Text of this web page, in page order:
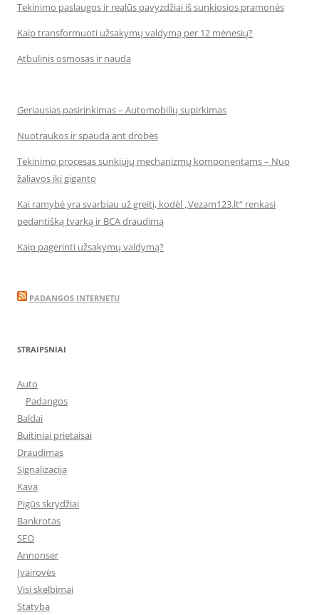
Tekinimo paslaugos ir realūs pavyzdžiai iš sunkiosios pramonės
Kaip transformuoti užsakymų valdymą per 12 mėnesių?
Atbulinis osmosas ir nauda
Geriausias pasirinkimas – Automobilių supirkimas
Nuotraukos ir spauda ant drobės
Tekinimo procesas sunkiųjų mechanizmų komponentams – Nuo
žaliavos iki giganto
Kai ramybė yra svarbiau už greitį, kodėl „Vezam123.lt“ renkasi
pedantišką tvarką ir BCA draudimą
Kaip pagerinti užsakymų valdymą?
PADANGOS INTERNETU
STRAIPSNIAI
Auto
Padangos
Baldai
Buitiniai prietaisai
Draudimas
Signalizacija
Kava
Pigūs skrydžiai
Bankrotas
SEO
Annonser
Įvairovės
Visi skelbimai
Statyba